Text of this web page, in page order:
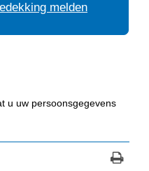
melden
u uw persoonsgegevens